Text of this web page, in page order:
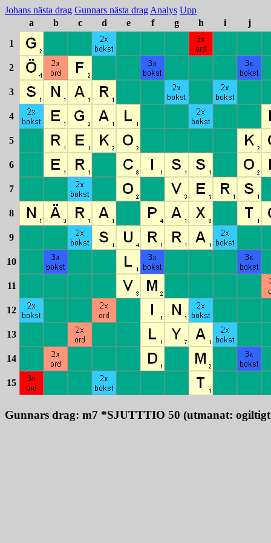
Johans nästa drag Gunnars nästa drag Analys Upp
a
b c d e f g h i j
1
2
3
4
5
6
7
8
9
10
11
12
13
14
15
Gunnars drag: m7 *SJUTTTIO 50 (utmanat: